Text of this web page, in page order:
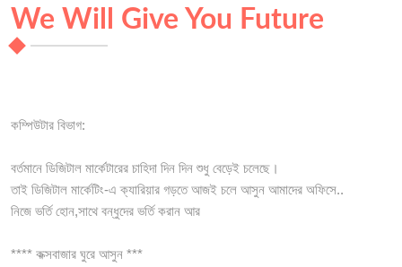
We Will Give You Future
কম্পিউটার বিভাগ:
বর্তমানে ডিজিটাল মার্কেটারের চাহিদা দিন দিন শুধু বেড়েই চলেছে।
তাই ডিজিটাল মার্কেটিং-এ ক্যারিয়ার গড়তে আজই চলে আসুন আমাদের অফিসে..
নিজে ভর্তি হোন,সাথে বন্ধুদের ভর্তি করান আর
**** কক্সবাজার ঘুরে আসুন ***